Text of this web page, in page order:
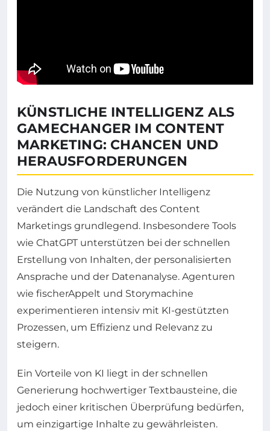
KÜNSTLICHE INTELLIGENZ ALS
GAMECHANGER IM CONTENT
MARKETING: CHANCEN UND
HERAUSFORDERUNGEN
Die Nutzung von künstlicher Intelligenz
verändert die Landschaft des Content
Marketings grundlegend. Insbesondere Tools
wie ChatGPT unterstützen bei der schnellen
Erstellung von Inhalten, der personalisierten
Ansprache und der Datenanalyse. Agenturen
wie fischerAppelt und Storymachine
experimentieren intensiv mit KI-gestützten
Prozessen, um Effizienz und Relevanz zu
steigern.
Ein Vorteile von KI liegt in der schnellen
Generierung hochwertiger Textbausteine, die
jedoch einer kritischen Überprüfung bedürfen,
um einzigartige Inhalte zu gewährleisten.